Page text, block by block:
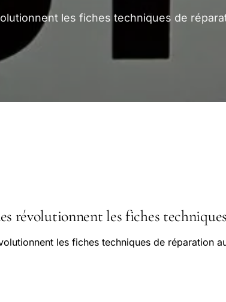
les fiches techniques de
révolutionnent les fiches
les fiches techniques de réparation